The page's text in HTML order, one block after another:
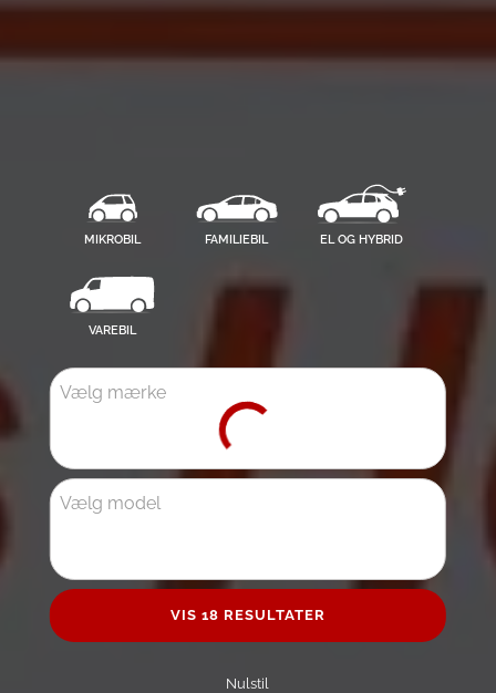
MIKROBIL FAMILIEBIL EL OG HYBRID
VAREBIL
Vælg mærke
Vælg model
VIS 18 RESULTATER
Nulstil